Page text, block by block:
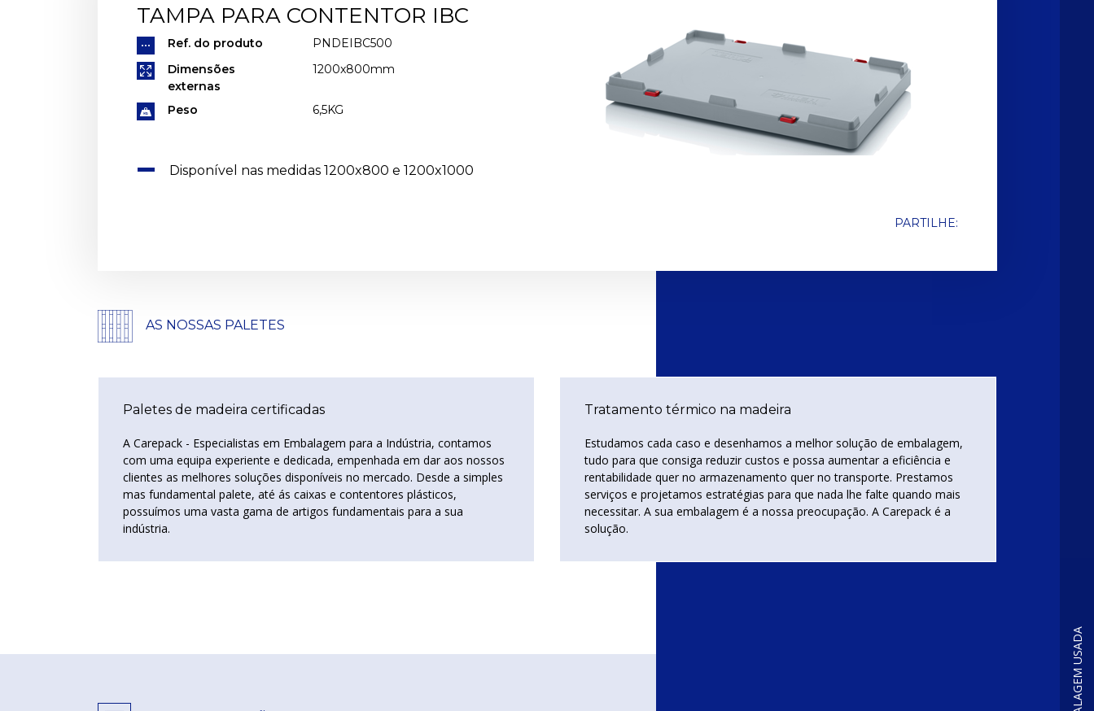
TAMPA PARA CONTENTOR IBC
Ref. do produto
PNDEIBC500
Dimensões
externas
1200x800mm
Peso 6,5KG
Disponível nas medidas 1200x800 e 1200x1000
PARTILHE:
AS NOSSAS PALETES
Paletes de madeira certificadas
A Carepack - Especialistas em Embalagem para a Indústria, contamos
com uma equipa experiente e dedicada, empenhada em dar aos nossos
clientes as melhores soluções disponíveis no mercado. Desde a simples
mas fundamental palete, até ás caixas e contentores plásticos,
possuímos uma vasta gama de artigos fundamentais para a sua
indústria.
Tratamento térmico na madeira
Estudamos cada caso e desenhamos a melhor solução de embalagem,
tudo para que consiga reduzir custos e possa aumentar a eficiência e
rentabilidade quer no armazenamento quer no transporte. Prestamos
serviços e projetamos estratégias para que nada lhe falte quando mais
necessitar. A sua embalagem é a nossa preocupação. A Carepack é a
solução.